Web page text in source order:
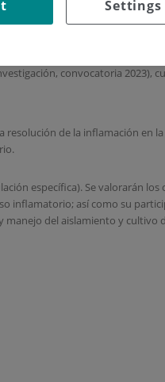
Inflamatorias y crónicas) del
con título de Máster
convocatoria 2023),
de la inflamación en
específica). Se valorarán
inflamatorio; así como su
del aislamiento y cultivo
Settings